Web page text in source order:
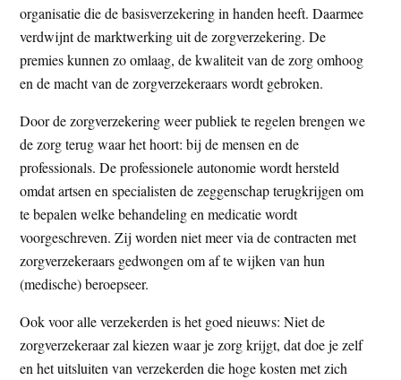
organisatie die de basisverzekering in handen heeft. Daarmee
verdwijnt de marktwerking uit de zorgverzekering. De
premies kunnen zo omlaag, de kwaliteit van de zorg omhoog
en de macht van de zorgverzekeraars wordt gebroken.
Door de zorgverzekering weer publiek te regelen brengen we
de zorg terug waar het hoort: bij de mensen en de
professionals. De professionele autonomie wordt hersteld
omdat artsen en specialisten de zeggenschap terugkrijgen om
te bepalen welke behandeling en medicatie wordt
voorgeschreven. Zij worden niet meer via de contracten met
zorgverzekeraars gedwongen om af te wijken van hun
(medische) beroepseer.
Ook voor alle verzekerden is het goed nieuws: Niet de
zorgverzekeraar zal kiezen waar je zorg krijgt, dat doe je zelf
en het uitsluiten van verzekerden die hoge kosten met zich